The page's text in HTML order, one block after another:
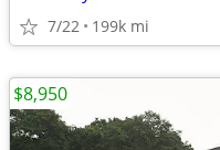
7/22 199k mi
$8,950